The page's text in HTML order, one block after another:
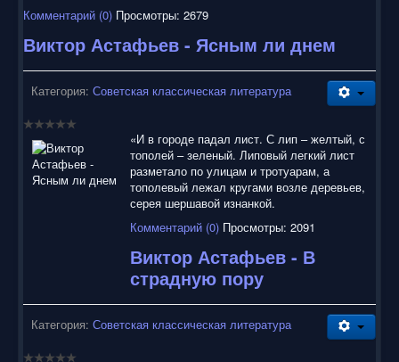
Комментарий (0) Просмотры: 2679
Виктор Астафьев - Ясным ли днем
Категория: Советская классическая литература
«И в городе падал лист. С лип – желтый, с
тополей – зеленый. Липовый легкий лист
разметало по улицам и тротуарам, а
тополевый лежал кругами возле деревьев,
серея шершавой изнанкой.
Комментарий (0) Просмотры: 2091
Виктор Астафьев - В
страдную пору
Категория: Советская классическая литература